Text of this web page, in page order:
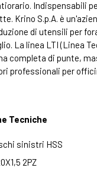
Indispensabili
Krino S.p.A. è
di utensili per
La linea LTI (Linea
completa di punte,
professionali per
Tecniche
sinistri HSS
2PZ